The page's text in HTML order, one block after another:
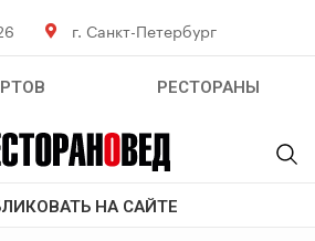
г. Санкт-Петербург
РЕСТОРАНЫ
НА САЙТЕ